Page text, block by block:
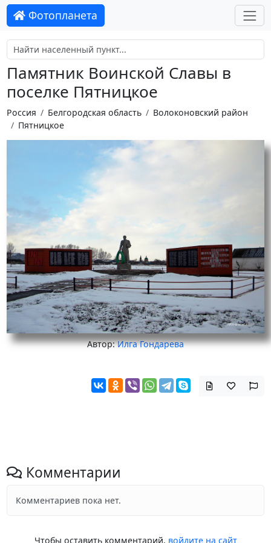
Фотопланета
Памятник Воинской Славы в
поселке Пятницкое
Россия Белгородская область
Волоконовский район
Пятницкое
Автор:Илга Гондарева
Комментарии
Комментариев пока нет.
Чтобы оставить комментарий, войдите на сайт